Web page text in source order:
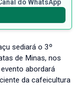
do WhatsApp
sediará o 3º
de Minas, nos
abordará
da cafeicultura